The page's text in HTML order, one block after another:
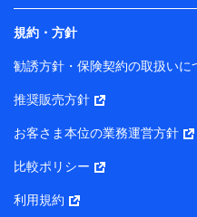
各種セミナーの開催のた
コンサルティングサービ
アンケートやキャンペー
上記に係る案内・手続き
所・代表者名】
り）
株式会社NTTドコモ・フィ
規約・方針
勧誘方針・保険契約の取扱いに
推奨販売方針
お客さま本位の業務運営方針
比較ポリシー
利用規約